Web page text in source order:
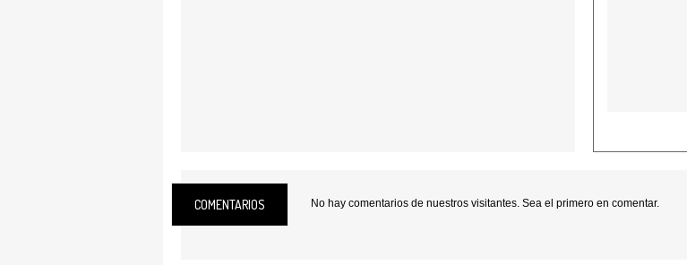
COMENTARIOS No hay comentarios de nuestros visitantes. Sea el primero en comentar.